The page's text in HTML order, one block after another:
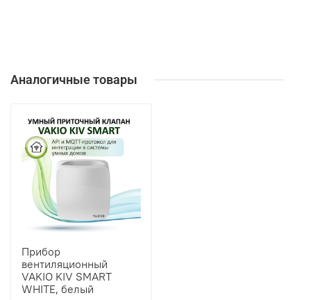
Аналогичные товары
Прибор
вентиляционный
VAKIO KIV SMART
WHITE, белый